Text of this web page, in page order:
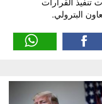
تنفيذ القرارات
البترولي.